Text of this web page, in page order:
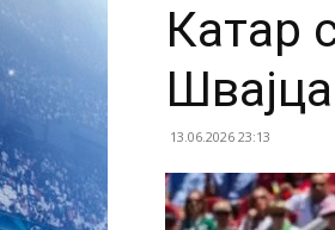
Катар
13.06.2026 23:13